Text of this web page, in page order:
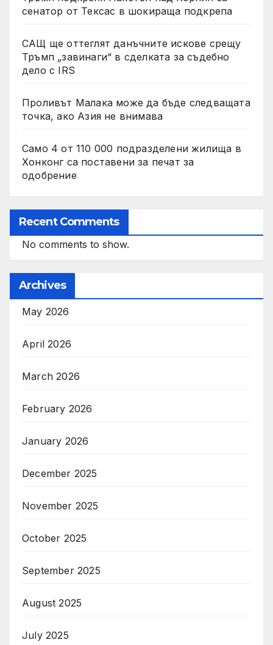
сенатор от Тексас в шокираща подкрепа
САЩ ще оттеглят данъчните искове срещу
Тръмп „завинаги“ в сделката за съдебно
дело с IRS
Проливът Малака може да бъде следващата
точка, ако Азия не внимава
Само 4 от 110 000 подразделени жилища в
Хонконг са поставени за печат за
одобрение
Recent Comments
No comments to show.
Archives
May 2026
April 2026
March 2026
February 2026
January 2026
December 2025
November 2025
October 2025
September 2025
August 2025
July 2025